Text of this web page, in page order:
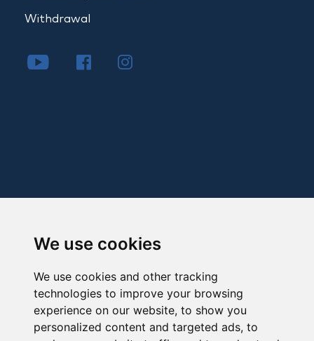
We use cookies
We use cookies and other tracking
technologies to improve your browsing
experience on our website, to show you
personalized content and targeted ads, to
Withdrawal